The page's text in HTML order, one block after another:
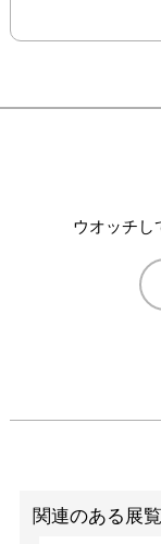
ウオッチし
関連のある展